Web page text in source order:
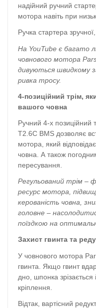
надійний ручний
мотора навіть при
Ручка стартера
На YouTube є багато
човнового мотора
дивуються швидкому
ривка тросу.
4-позиційний трім,
вашого човна
Ручний 4-х позиційний
T2.6С BMS дозволяє
мотора, який
човна. А також
пересування.
Регульований трім –
ресурс мотора,
керованість човна,
головне –
поїздкою на
Захист гвинта та
У човнового мотора
гвинта. Якщо гвинт
дно, шпонка зрізається
кріплення.
Відтак, вартісний